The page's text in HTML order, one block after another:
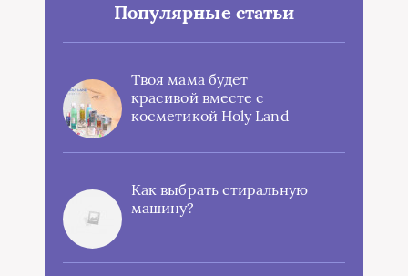
Популярные статьи
Твоя мама будет
красивой вместе с
косметикой Holy Land
Как выбрать стиральную
машину?